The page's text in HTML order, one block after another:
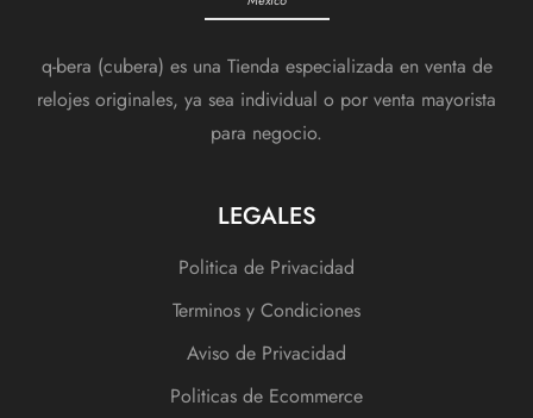
q-bera (cubera) es una Tienda especializada en venta de
relojes originales, ya sea individual o por venta mayorista
para negocio.
LEGALES
Politica de Privacidad
Terminos y Condiciones
Aviso de Privacidad
Politicas de Ecommerce